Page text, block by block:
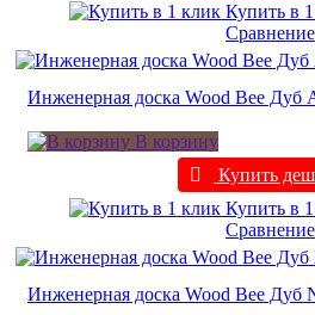
Купить в
Сравнение
Инженерная доска Wood Bee Дуб
В корзину
Купить
Купить в
Сравнение
Инженерная доска Wood Bee Дуб